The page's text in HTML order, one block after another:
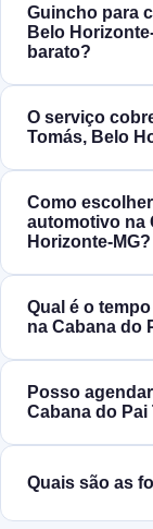
Guincho para
Belo
barato?
O serviço
Tomás, Belo
Como
automotivo na
Horizonte‑MG?
Qual é o
na Cabana do
Posso
Cabana do Pai
Quais são as